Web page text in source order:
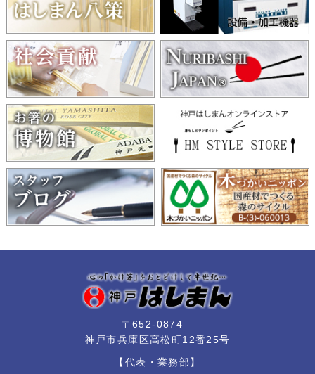
〒652-0874
神戸市兵庫区高松町12番25号
【代表・業務部】